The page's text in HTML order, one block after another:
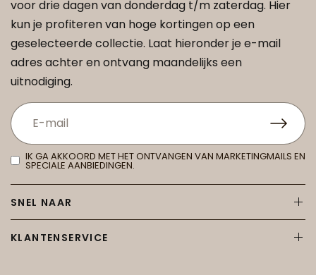
voor drie dagen van donderdag t/m zaterdag. Hier
kun je profiteren van hoge kortingen op een
geselecteerde collectie. Laat hieronder je e-mail
adres achter en ontvang maandelijks een
uitnodiging.
IK GA AKKOORD MET HET ONTVANGEN VAN MARKETINGMAILS EN
SPECIALE AANBIEDINGEN.
SNEL NAAR
KLANTENSERVICE